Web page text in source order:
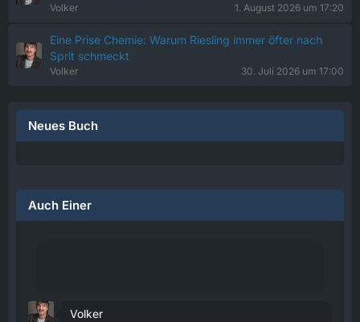
Volker 1. August 2026 um 17:20
Eine Prise Chemie: Warum Riesling immer öfter nach
Sprit schmeckt
Volker 30. Juli 2026 um 17:00
Neues Buch
Auch Einer
Volker